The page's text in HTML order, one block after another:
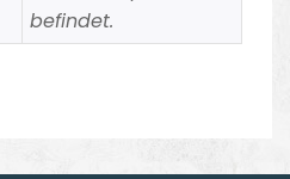
befindet.